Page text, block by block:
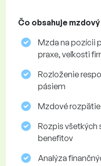
Čo obsahuje
Mzda na pozícii
praxe, veľkosti
Rozloženie
pásiem
Mzdové rozpätie
Rozpis všetkých
benefitov
Analýza